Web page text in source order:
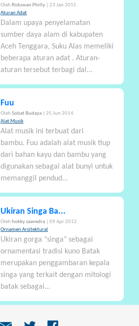
Oleh Riduwan Philly
| 23 Jan 2015.
Aturan Adat
Dalam upaya penyelamatan
sumber daya alam di kabupaten
Aceh Tenggara, Suku Alas memeliki
beberapa aturan adat . Aturan-
aturan tersebut terbagi dal...
Fuu
Oleh Sobat Budaya
| 25 Jun 2014.
Alat Musik
Alat musik ini terbuat dari
bambu. Fuu adalah alat musik tiup
dari bahan kayu dan bambu yang
digunakan sebagai alat bunyi untuk
memanggil pendud...
Ukiran Singa Ba...
Oleh hokky saavedra
| 09 Apr 2012.
Ornamen Arsitektural
Ukiran gorga "singa" sebagai
ornamentasi tradisi kuno Batak
merupakan penggambaran kepala
singa yang terkait dengan mitologi
batak sebagai...